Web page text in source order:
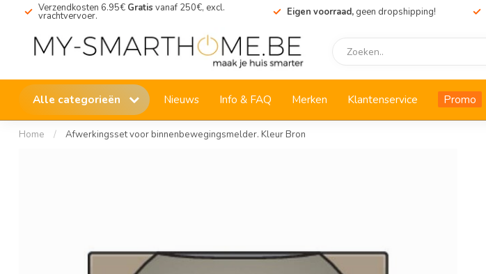
Verzendkosten 6.95€ Gratis vanaf 250€, excl.
vrachtvervoer. Eigen voorraad, geen dropshipping!
Alle categorieën Nieuws Info & FAQ Merken Klantenservice Promo
Home / Afwerkingsset voor binnenbewegingsmelder. Kleur Bron